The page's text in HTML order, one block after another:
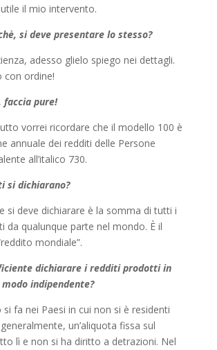
il mio intervento.
si deve presentare lo stesso?
adesso glielo spiego nei dettagli.
con ordine!
faccia pure!
vorrei ricordare che il modello 100 è
annuale dei redditi delle Persone
all’italico 730.
si dichiarano?
si deve dichiarare è la somma di tutti i
da qualunque parte nel mondo. È il
mondiale”.
dichiarare i redditi prodotti in
indipendente?
si fa nei Paesi in cui non si è residenti
un’aliquota fissa sul
lì e non si ha diritto a detrazioni. Nel